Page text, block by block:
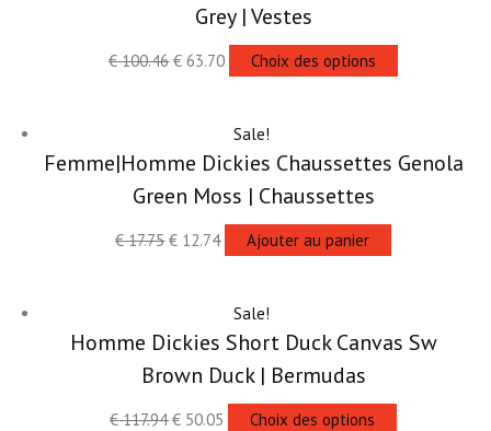
Grey | Vestes
€100.46 € 63.70 Choix des options
Sale!
Femme|Homme Dickies Chaussettes Genola
Green Moss | Chaussettes
€17.75 € 12.74 Ajouter au panier
Sale!
Homme Dickies Short Duck Canvas Sw
Brown Duck | Bermudas
€117.94 € 50.05 Choix des options